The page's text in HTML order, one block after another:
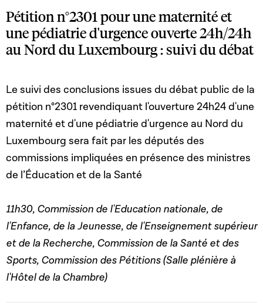
Pétition n°2301 pour une maternité et
une pédiatrie d'urgence ouverte 24h/24h
au Nord du Luxembourg : suivi du débat
Le suivi des conclusions issues du débat public de la
pétition n°2301 revendiquant l'ouverture 24h24 d'une
maternité et d'une pédiatrie d'urgence au Nord du
Luxembourg sera fait par les députés des
commissions impliquées en présence des ministres
de l’Éducation et de la Santé
11h30, Commission de l'Education nationale, de
l'Enfance, de la Jeunesse, de l'Enseignement supérieur
et de la Recherche, Commission de la Santé et des
Sports, Commission des Pétitions (Salle plénière à
l'Hôtel de la Chambre)